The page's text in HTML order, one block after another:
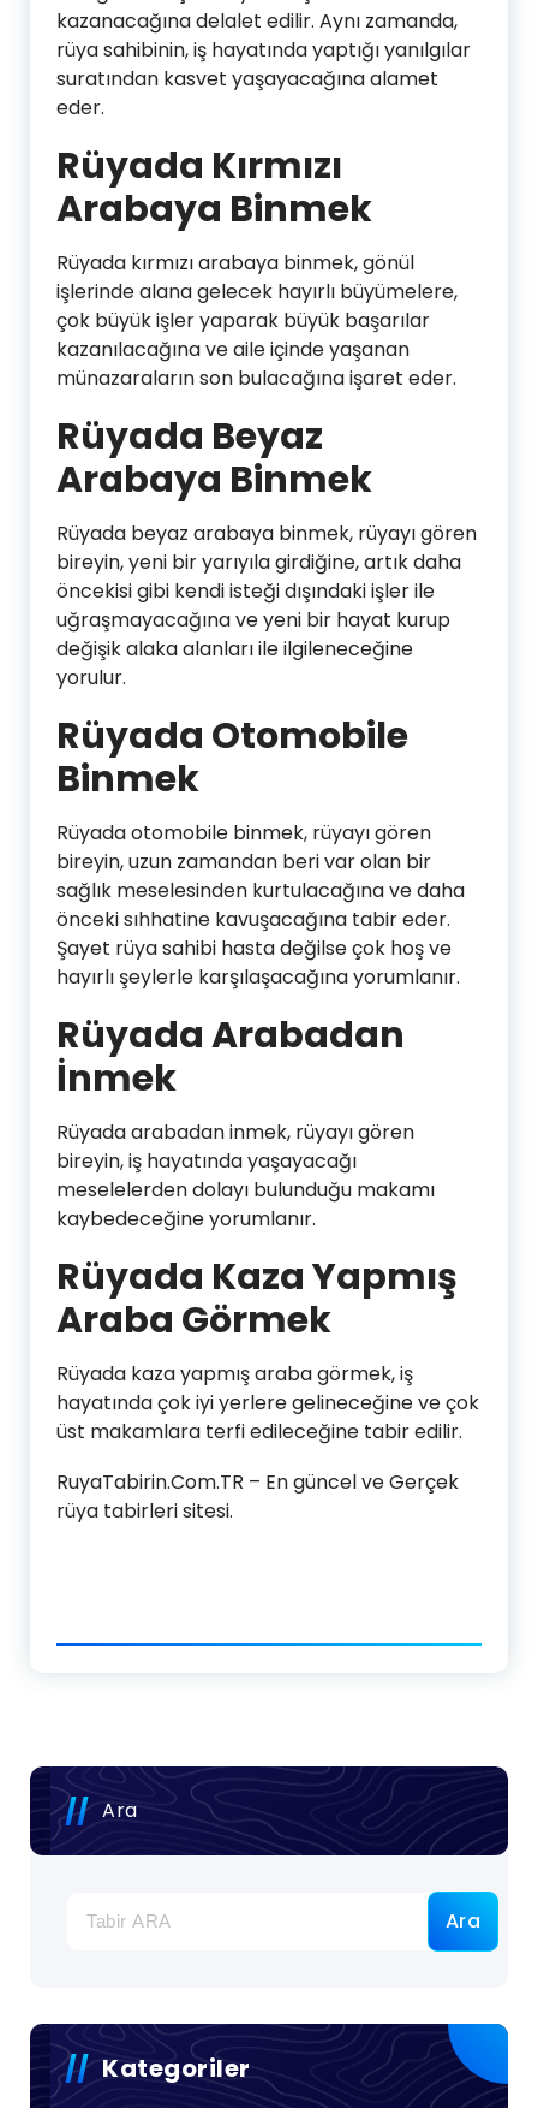
kazanacağına delalet edilir. Aynı zamanda,
rüya sahibinin, iş hayatında yaptığı yanılgılar
suratından kasvet yaşayacağına alamet
eder.
Rüyada Kırmızı
Arabaya Binmek
Rüyada kırmızı arabaya binmek, gönül
işlerinde alana gelecek hayırlı büyümelere,
çok büyük işler yaparak büyük başarılar
kazanılacağına ve aile içinde yaşanan
münazaraların son bulacağına işaret eder.
Rüyada Beyaz
Arabaya Binmek
Rüyada beyaz arabaya binmek, rüyayı gören
bireyin, yeni bir yarıyıla girdiğine, artık daha
öncekisi gibi kendi isteği dışındaki işler ile
uğraşmayacağına ve yeni bir hayat kurup
değişik alaka alanları ile ilgileneceğine
yorulur.
Rüyada Otomobile
Binmek
Rüyada otomobile binmek, rüyayı gören
bireyin, uzun zamandan beri var olan bir
sağlık meselesinden kurtulacağına ve daha
önceki sıhhatine kavuşacağına tabir eder.
Şayet rüya sahibi hasta değilse çok hoş ve
hayırlı şeylerle karşılaşacağına yorumlanır.
Rüyada Arabadan
İnmek
Rüyada arabadan inmek, rüyayı gören
bireyin, iş hayatında yaşayacağı
meselelerden dolayı bulunduğu makamı
kaybedeceğine yorumlanır.
Rüyada Kaza Yapmış
Araba Görmek
Rüyada kaza yapmış araba görmek, iş
hayatında çok iyi yerlere gelineceğine ve çok
üst makamlara terfi edileceğine tabir edilir.
RuyaTabirin.Com.TR – En güncel ve Gerçek
rüya tabirleri sitesi.
Ara
Ara
Kategoriler